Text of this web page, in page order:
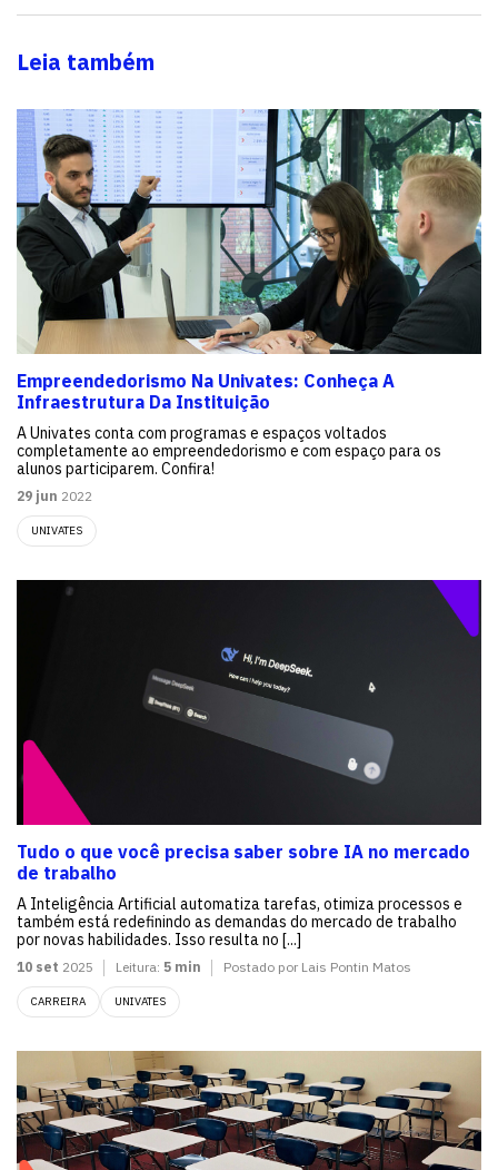
Leia também
Empreendedorismo Na Univates: Conheça A
Infraestrutura Da Instituição
A Univates conta com programas e espaços voltados
completamente ao empreendedorismo e com espaço para os
alunos participarem. Confira!
29 jun 2022
UNIVATES
Tudo o que você precisa saber sobre IA no mercado
de trabalho
A Inteligência Artificial automatiza tarefas, otimiza processos e
também está redefinindo as demandas do mercado de trabalho
por novas habilidades. Isso resulta no [...]
10 set 2025 Leitura: 5 min Postado por Lais Pontin Matos
CARREIRA UNIVATES